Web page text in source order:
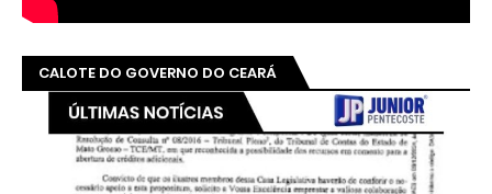
CALOTE DO GOVERNO DO CEARÁ